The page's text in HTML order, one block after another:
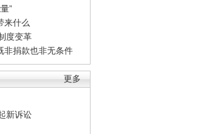
”
来什么
度变革
非捐款也非无条件
更多
新诉讼